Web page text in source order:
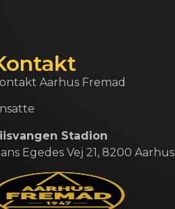
Aarhus Fremad
Stadion
Egedes Vej 21, 8200 Aarhus